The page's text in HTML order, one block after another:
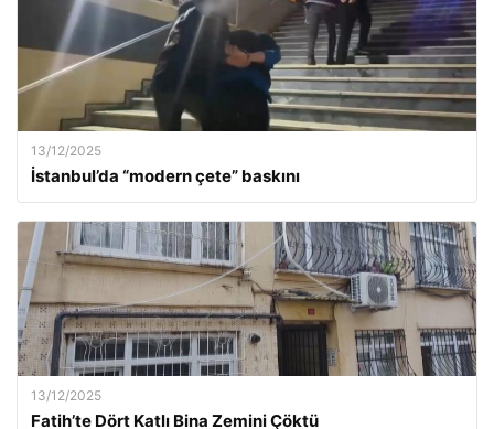
13/12/2025
İstanbul’da “modern çete” baskını
13/12/2025
Fatih’te Dört Katlı Bina Zemini Çöktü